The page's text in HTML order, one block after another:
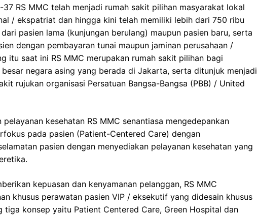
RS MMC telah menjadi rumah sakit pilihan masyarakat lokal
/ ekspatriat dan hingga kini telah memiliki lebih dari 750 ribu
pasien lama (kunjungan berulang) maupun pasien baru, serta
dengan pembayaran tunai maupun jaminan perusahaan /
itu saat ini RS MMC merupakan rumah sakit pilihan bagi
negara asing yang berada di Jakarta, serta ditunjuk menjadi
rujukan organisasi Persatuan Bangsa-Bangsa (PBB) / United
pelayanan kesehatan RS MMC senantiasa mengedepankan
pada pasien (Patient-Centered Care) dengan
pasien dengan menyediakan pelayanan kesehatan yang
kepuasan dan kenyamanan pelanggan, RS MMC
khusus perawatan pasien VIP / eksekutif yang didesain khusus
tiga konsep yaitu Patient Centered Care, Green Hospital dan